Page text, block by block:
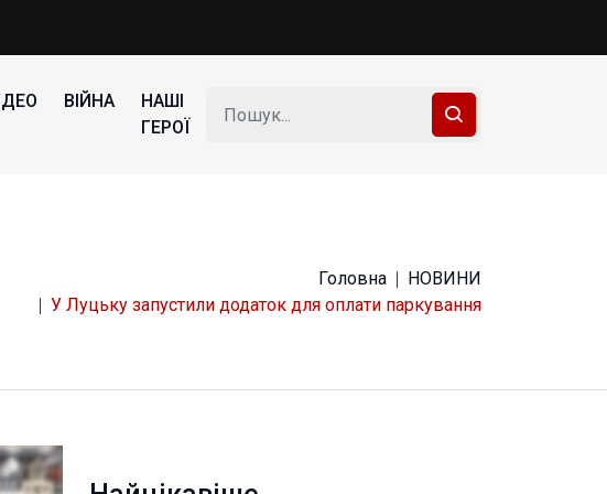
ВІЙНА
НАШІ
ГЕРОЇ
Головна
НОВИНИ
У Луцьку запустили додаток для оплати паркування